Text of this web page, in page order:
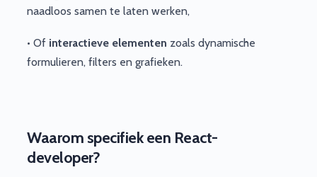
naadloos samen te laten werken,
• Of interactieve elementen zoals dynamische
formulieren, filters en grafieken.
Waarom specifiek een React-
developer?